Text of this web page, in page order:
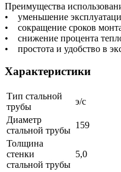
Преимущества
• уменьшение
• сокращение сроков
• снижение процента
• простота и удобство в
Характеристики
Тип стальной
трубы
э/с
Диаметр
стальной трубы
159
Толщина
стенки
стальной трубы
5,0